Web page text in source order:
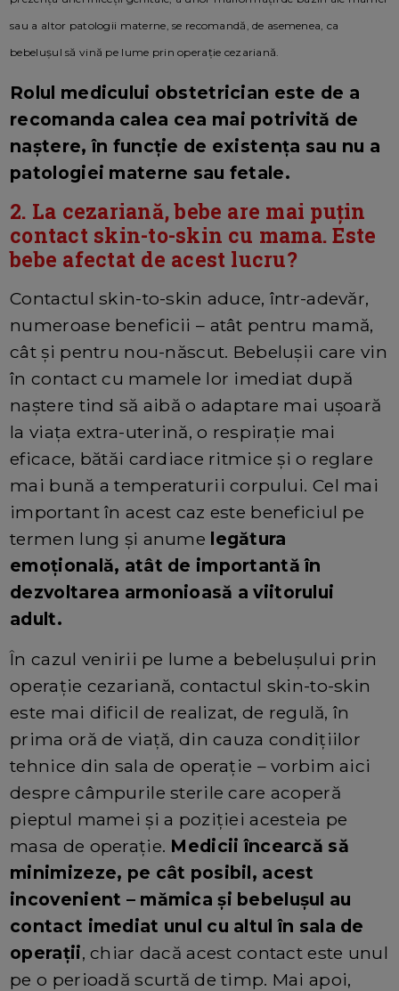
sau a altor patologii materne, se recomandă, de asemenea, ca
bebelușul să vină pe lume prin operație cezariană.
Rolul medicului obstetrician este de a
recomanda calea cea mai potrivită de
naștere, în funcție de existența sau nu a
patologiei materne sau fetale.
2. La cezariană, bebe are mai puțin
contact skin-to-skin cu mama. Este
bebe afectat de acest lucru?
Contactul skin-to-skin aduce, într-adevăr,
numeroase beneficii – atât pentru mamă,
cât și pentru nou-născut. Bebelușii care vin
în contact cu mamele lor imediat după
naștere tind să aibă o adaptare mai ușoară
la viața extra-uterină, o respirație mai
eficace, bătăi cardiace ritmice și o reglare
mai bună a temperaturii corpului. Cel mai
important în acest caz este beneficiul pe
termen lung și anume legătura
emoțională, atât de importantă în
dezvoltarea armonioasă a viitorului
adult.
În cazul venirii pe lume a bebelușului prin
operație cezariană, contactul skin-to-skin
este mai dificil de realizat, de regulă, în
prima oră de viață, din cauza condițiilor
tehnice din sala de operație – vorbim aici
despre câmpurile sterile care acoperă
pieptul mamei și a poziției acesteia pe
masa de operație. Medicii încearcă să
minimizeze, pe cât posibil, acest
incovenient – mămica și bebelușul au
contact imediat unul cu altul în sala de
operații, chiar dacă acest contact este unul
pe o perioadă scurtă de timp. Mai apoi,